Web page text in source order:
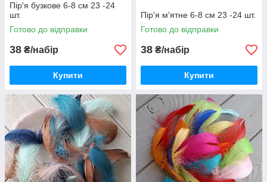
Пір'я бузкове 6-8 см 23 -24
шт.
Готово до відправки
38 ₴/набір
Купити
Пір'я м'ятне 6-8 см 23 -24 шт.
Готово до відправки
38 ₴/набір
Купити